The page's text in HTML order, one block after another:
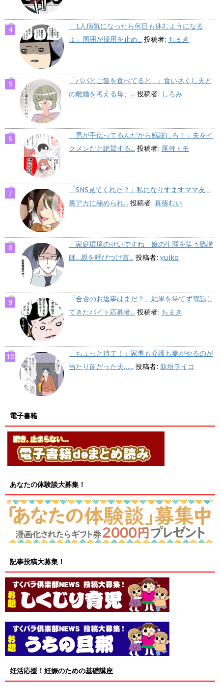
「1人病気になったら何日も休むようになる
よ」周囲が採用を止め... 投稿者: ちまき
「パパとご飯を食べてると…」食い尽くし夫と
の離婚を考える母、... 投稿者: しろみ
「男が手伝ってるんだから感謝しろ！」夫をイ
クメンだと絶賛する... 投稿者: 尾持トモ
「SNS見てくれた？」私になりすますママ友…
裏アカに秘められ... 投稿者: 真篠むい
「家庭環境のせいですね」娘の生理を笑う塾講
師…親を呼びつけ言... 投稿者: yuiko
「合否のお返事はまだ？」結果を待てず電話し
てきたバイト応募者... 投稿者: ちまき
「ちょっと待て！」家事も介護も妻がやるのが
当たり前だった夫…... 投稿者: 新垣ライコ
電子書籍
あなたの体験談大募集！
記事投稿大募集！
妊活応援！妊娠のための基礎講座